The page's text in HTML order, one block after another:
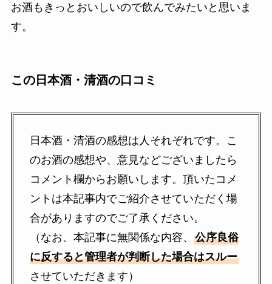
お酒もきっとおいしいので飲んでみたいと思いま
す。
この日本酒・清酒の口コミ
日本酒・清酒の感想は人それぞれです。こ
のお酒の感想や、意見などございましたら
コメント欄からお願いします。頂いたコメ
ントは本記事内でご紹介させていただく場
合がありますのでご了承ください。
（なお、本記事に無関係な内容、 公序良俗
に反すると管理者が判断した場合はスルー
させていただきます）